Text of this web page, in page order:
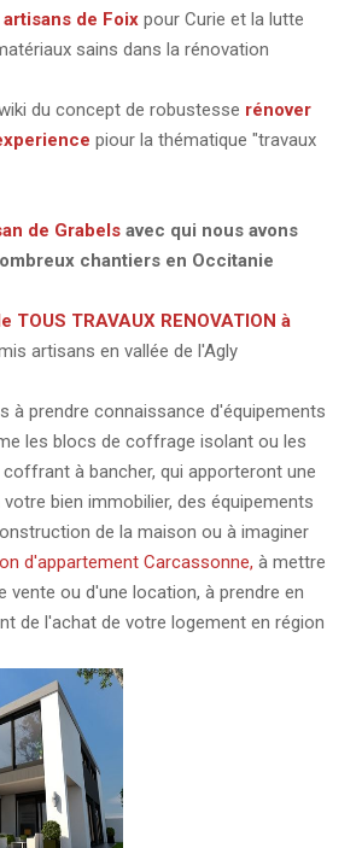
artisans de Foix pour Curie et la lutte
sains dans la rénovation
du concept de robustesse rénover
piour la thématique "travaux
de Grabels avec qui nous avons
chantiers en Occitanie
TOUS TRAVAUX RENOVATION à
artisans en vallée de l'Agly
à prendre connaissance d'équipements
les blocs de coffrage isolant ou les
à bancher, qui apporteront une
bien immobilier, des équipements
de la maison ou à imaginer
d'appartement Carcassonne, à mettre
vente ou d'une location, à prendre en
de l'achat de votre logement en région